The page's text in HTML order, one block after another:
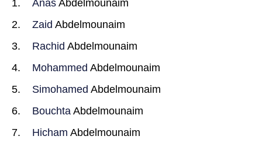
Anas Abdelmounaim
Zaid Abdelmounaim
Rachid Abdelmounaim
Mohammed Abdelmounaim
Simohamed Abdelmounaim
Bouchta Abdelmounaim
Hicham Abdelmounaim